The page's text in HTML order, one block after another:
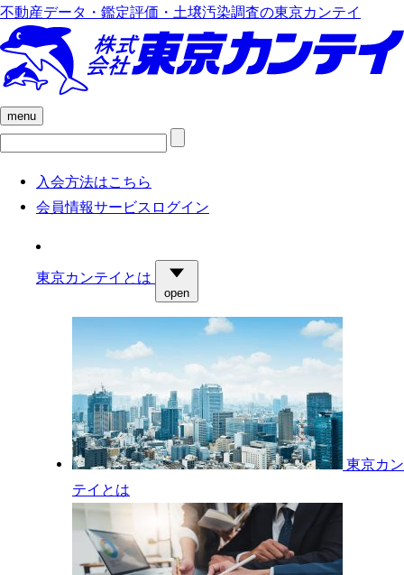
不動産データ・鑑定評価・土壌汚染調査の東京カンテイ
menu
検
入会方法はこちら
会員情報サービスログイン
東京カンテイとは
open
東京カン
テイとは